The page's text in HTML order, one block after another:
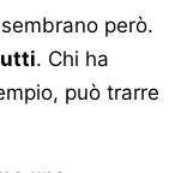
però.
. Chi ha
può trarre